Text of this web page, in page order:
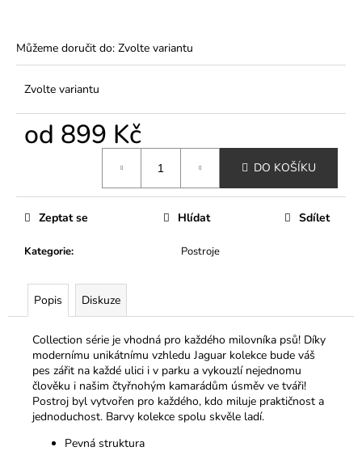
Můžeme doručit do: Zvolte variantu
Zvolte variantu
od 899 Kč
DO KOŠÍKU
Kategorie: Postroje
Zeptat se Hlídat Sdílet
Popis Diskuze
Collection série je vhodná pro každého milovníka psů! Díky
modernímu unikátnímu vzhledu Jaguar kolekce bude váš
pes zářit na každé ulici i v parku a vykouzlí nejednomu
člověku i našim čtyřnohým kamarádům úsměv ve tváři!
Postroj byl vytvořen pro každého, kdo miluje praktičnost a
jednoduchost. Barvy kolekce spolu skvěle ladí.
Pevná struktura
D
o
o
r
u
e
m
ELEGANTNÍ
ZATEPLENÁ
VESTA
EDITION
DOGS
CLUB-
ČERVENÁ
490